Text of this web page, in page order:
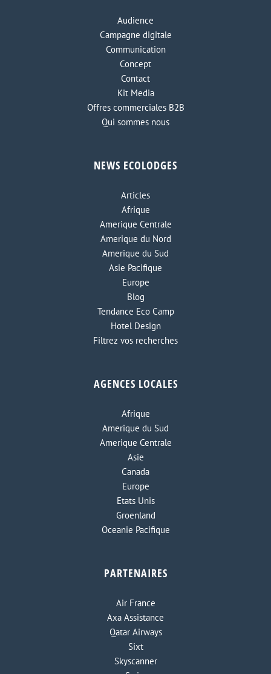
Audience
Campagne digitale
Communication
Concept
Contact
Kit Media
Offres commerciales B2B
Qui sommes nous
NEWS ECOLODGES
Articles
Afrique
Amerique Centrale
Amerique du Nord
Amerique du Sud
Asie Pacifique
Europe
Blog
Tendance Eco Camp
Hotel Design
Filtrez vos recherches
AGENCES LOCALES
Afrique
Amerique du Sud
Amerique Centrale
Asie
Canada
Europe
Etats Unis
Groenland
Oceanie Pacifique
PARTENAIRES
Air France
Axa Assistance
Qatar Airways
Sixt
Skyscanner